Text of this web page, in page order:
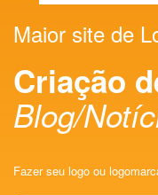
Maior site de
Criação
Blog/
Fazer seu logo ou